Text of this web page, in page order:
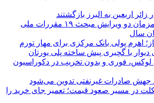
تمدید اجرای همزمان دو ویرایش مبحث ۱۹ مقررات ملی
سال
اهرم پولی بانک مرکزی برای مهار تورم
دیوار با گچبری پیش ساخته پلی یورتان
لوکس، فوری و بدون تخریب در دکوراسیون
جهش صادرات غیرنفتی تدوین می‌شود
در مسیر صعود قیمت؛ تعمیر جای خرید را